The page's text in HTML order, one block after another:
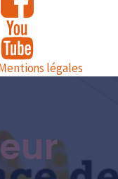
légales